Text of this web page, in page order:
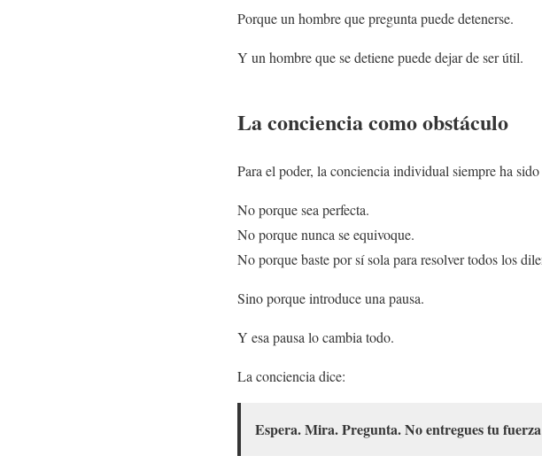
Porque un hombre que pregunta puede detenerse.
Y un hombre que se detiene puede dejar de ser útil.
La conciencia como obstáculo
Para el poder, la conciencia individual siempre ha
No porque sea perfecta.
No porque nunca se equivoque.
No porque baste por sí sola para resolver todos los
Sino porque introduce una pausa.
Y esa pausa lo cambia todo.
La conciencia dice:
Espera. Mira. Pregunta. No entregues tu